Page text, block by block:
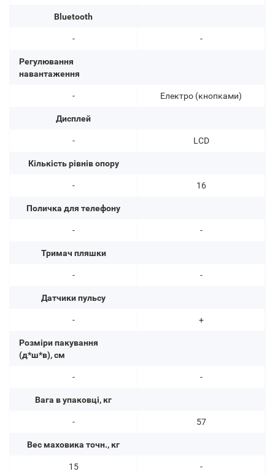
Bluetooth
-
Регулювання
навантаження
-
Дисплей
-
Кількість рівнів опору
-
Поличка для телефону
-
Тримач пляшки
-
Датчики пульсу
-
Розміри пакування
(д*ш*в), см
-
Вага в упаковці, кг
-
Вес маховика точн., кг
15
-
Електро (кнопками)
LCD
16
-
-
+
-
57
-